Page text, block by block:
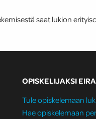
saat lukion
OPISKELIJAKSI
Tule opiskelemaan
Hae opiskelemaan